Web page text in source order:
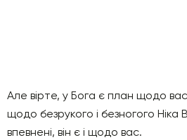
Але вірте, у Бога є план щодо
щодо безрукого і безногого Ніка
впевнені, він є і щодо вас.